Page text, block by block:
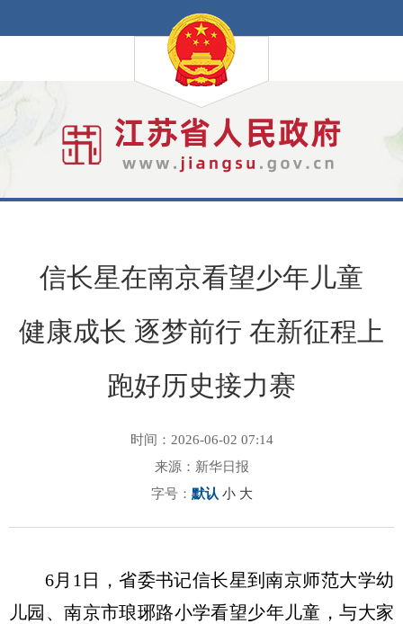
信长星在南京看望少年儿童
健康成长 逐梦前行 在新征程上
跑好历史接力赛
时间：2026-06-02 07:14
来源：新华日报
字号： 默认 小 大
6月1日，省委书记信长星到南京师范大学幼
儿园、南京市琅琊路小学看望少年儿童，与大家